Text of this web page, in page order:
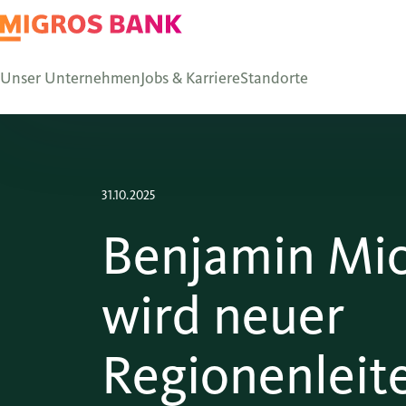
Unser UnternehmenJobs & KarriereStandorte
31.10.2025
Benjamin
wird neuer